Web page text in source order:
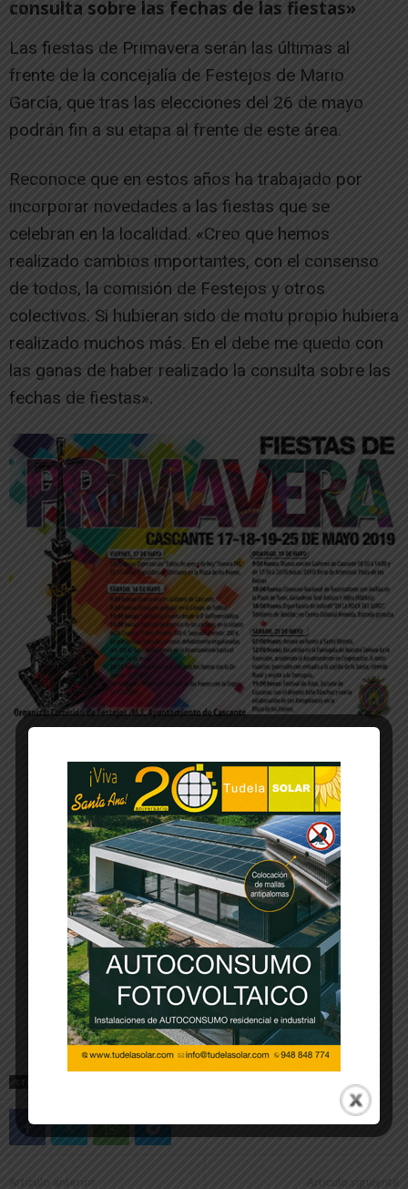
consulta sobre las fechas de las fiestas»
Las fiestas de Primavera serán las últimas al
frente de la concejalía de Festejos de Mario
García, que tras las elecciones del 26 de mayo
podrán fin a su etapa al frente de este área.
Reconoce que en estos años ha trabajado por
incorporar novedades a las fiestas que se
celebran en la localidad. «Creo que hemos
realizado cambios importantes, con el consenso
de todos, la comisión de Festejos y otros
colectivos. Si hubieran sido de motu propio hubiera
realizado muchos más. En el debe me quedo con
las ganas de haber realizado la consulta sobre las
fechas de fiestas».
-- Publicidad --
MARIO GARCÍA
Artículo anterior Artículo siguiente